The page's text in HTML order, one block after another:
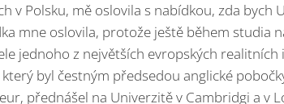
v Polsku, mě oslovila s nabídkou, zda bych
mne oslovila, protože ještě během studia
jednoho z největších evropských
byl čestným předsedou anglické
přednášel na Univerzitě v Cambridgi a v